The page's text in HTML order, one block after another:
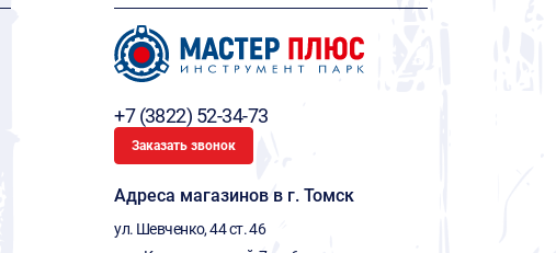
+7 (3822) 52-34-73
Заказать звонок
Адреса магазинов в г. Томск
ул. Шевченко, 44 ст. 46